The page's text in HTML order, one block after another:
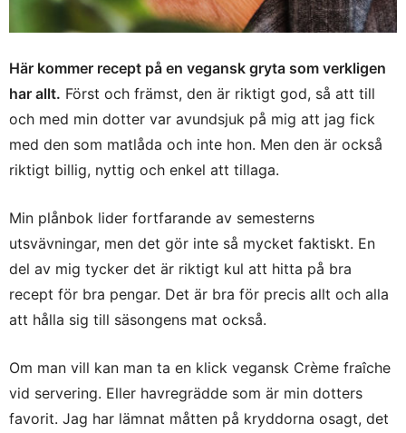
Här kommer recept på en vegansk gryta som verkligen
har allt. Först och främst, den är riktigt god, så att till
och med min dotter var avundsjuk på mig att jag fick
med den som matlåda och inte hon. Men den är också
riktigt billig, nyttig och enkel att tillaga.
Min plånbok lider fortfarande av semesterns
utsvävningar, men det gör inte så mycket faktiskt. En
del av mig tycker det är riktigt kul att hitta på bra
recept för bra pengar. Det är bra för precis allt och alla
att hålla sig till säsongens mat också.
Om man vill kan man ta en klick vegansk Crème fraîche
vid servering. Eller havregrädde som är min dotters
favorit. Jag har lämnat måtten på kryddorna osagt, det